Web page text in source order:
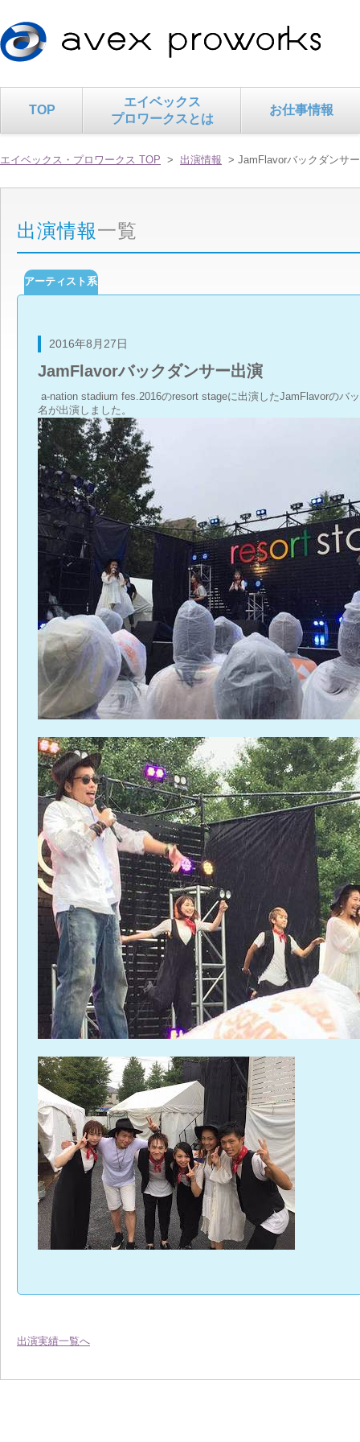
TOP
エイベックス
プロワークスとは
お仕事情報
エイベックス・プロワークス TOP > 出演情報 > JamFlavorバックダンサ
出演情報一覧
アーティスト系
2016年8月27日
JamFlavorバックダンサー出演
a-nation stadium fes.2016のresort stageに出演したJamFlavorのバ
名が出演しました。
出演実績一覧へ